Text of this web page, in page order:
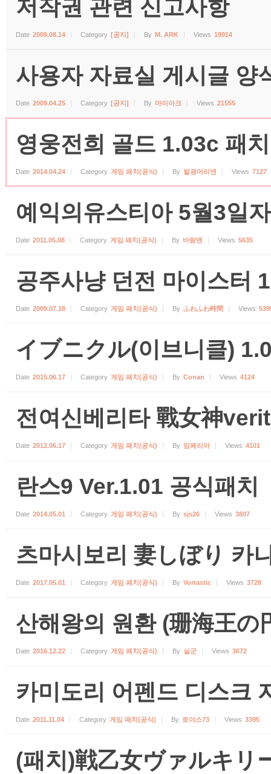
저작권 관련 신고사항
Date 2009.08.14 Category [공지] By M. ARK Views 19914
사용자 자료실 게시글 양
Date 2009.04.25 Category [공지] By 마이아크 Views 21555
영웅전희 골드 1.03c 패치
Date 2014.04.24 Category 게임 패치(공식) By 발광머리앤 Views 7127
예익의유스티아 5월3일
Date 2011.05.08 Category 게임 패치(공식) By 바람맨 Views 5635
공주사냥 던전 마이스터
Date 2009.07.18 Category 게임 패치(공식) By ふわふわ時間 Views
イブニクル(이브니클)
Date 2015.06.17 Category 게임 패치(공식) By Conan Views 4124
전여신베리타 戰女神
Date 2012.06.17 Category 게임 패치(공식) By 임페리아 Views 4101
란스9 Ver.1.01 공식패치
Date 2014.05.01 Category 게임 패치(공식) By sjs26 Views 3807
츠마시보리 妻しぼり 카
Date 2017.05.01 Category 게임 패치(공식) By Vortastic Views 3728
산해왕의 원환 (珊海王の
Date 2016.12.22 Category 게임 패치(공식) By 실군 Views 3672
카미도리 어펜드 디스크
Date 2011.11.04 Category 게임 패치(공식) By 로야스73 Views 3395
(패치)戦乙女ヴァルキリ